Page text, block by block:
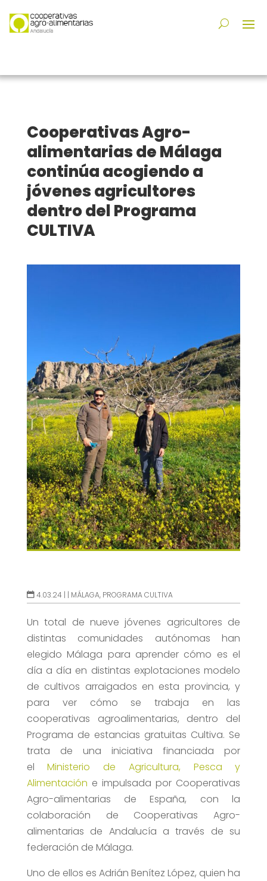
Cooperativas Agro-
alimentarias de Málaga
continúa acogiendo a
jóvenes agricultores
dentro del Programa
CULTIVA
4.03.24 | | MÁLAGA, PROGRAMA CULTIVA
Un total de nueve jóvenes agricultores de
distintas comunidades autónomas han
elegido Málaga para aprender cómo es el
día a día en distintas explotaciones modelo
de cultivos arraigados en esta provincia, y
para ver cómo se trabaja en las
cooperativas agroalimentarias, dentro del
Programa de estancias gratuitas Cultiva. Se
trata de una iniciativa financiada por
elMinisterio de Agricultura, Pesca y
Alimentación e impulsada por Cooperativas
Agro-alimentarias de España, con la
colaboración de Cooperativas Agro-
alimentarias de Andalucía a través de su
federación de Málaga.
Uno de ellos es Adrián Benítez López, quien ha